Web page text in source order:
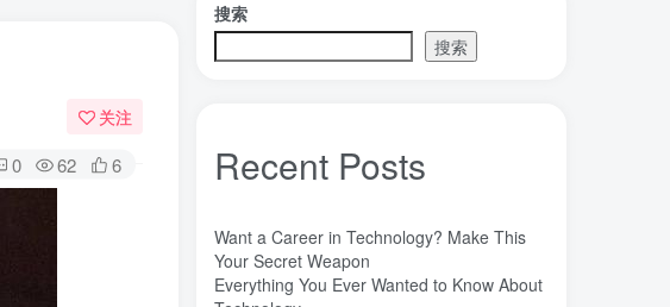
关注
0 62 6
基础属性和可培养属性
标签云
搜索
搜索
Recent Posts
Want a Career in Technology? Make This
Your Secret Weapon
Everything You Ever Wanted to Know About